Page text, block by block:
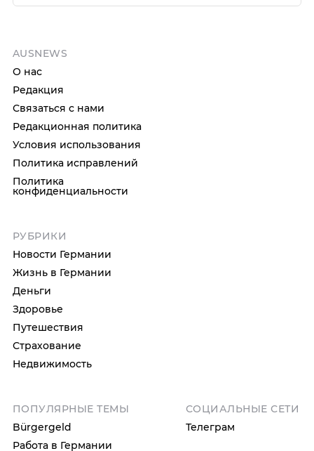
AUSNEWS
О нас
Редакция
Связаться с нами
Редакционная политика
Условия использования
Политика исправлений
Политика
конфиденциальности
РУБРИКИ
Новости Германии
Жизнь в Германии
Деньги
Здоровье
Путешествия
Страхование
Недвижимость
ПОПУЛЯРНЫЕ ТЕМЫ
Bürgergeld
Работа в Германии
СОЦИАЛЬНЫЕ СЕТИ
Телеграм